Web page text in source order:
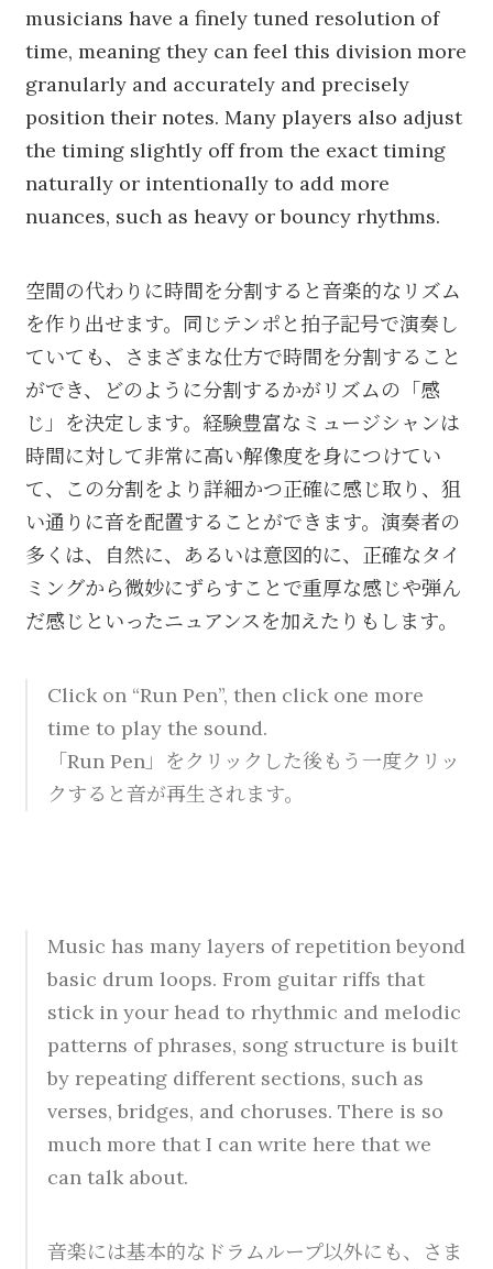
musicians have a finely tuned resolution of
time, meaning they can feel this division more
granularly and accurately and precisely
position their notes. Many players also adjust
the timing slightly off from the exact timing
naturally or intentionally to add more
nuances, such as heavy or bouncy rhythms.
空間の代わりに時間を分割すると音楽的なリズム
を作り出せます。同じテンポと拍子記号で演奏し
ていても、さまざまな仕方で時間を分割すること
ができ、どのように分割するかがリズムの「感
じ」を決定します。経験豊富なミュージシャンは
時間に対して非常に高い解像度を身につけてい
て、この分割をより詳細かつ正確に感じ取り、狙
い通りに音を配置することができます。演奏者の
多くは、自然に、あるいは意図的に、正確なタイ
ミングから微妙にずらすことで重厚な感じや弾ん
だ感じといったニュアンスを加えたりもします。
Click on “Run Pen”, then click one more
time to play the sound.
「Run Pen」をクリックした後もう一度クリッ
クすると音が再生されます。
Music has many layers of repetition beyond
basic drum loops. From guitar riffs that
stick in your head to rhythmic and melodic
patterns of phrases, song structure is built
by repeating different sections, such as
verses, bridges, and choruses. There is so
much more that I can write here that we
can talk about.
音楽には基本的なドラムループ以外にも、さま